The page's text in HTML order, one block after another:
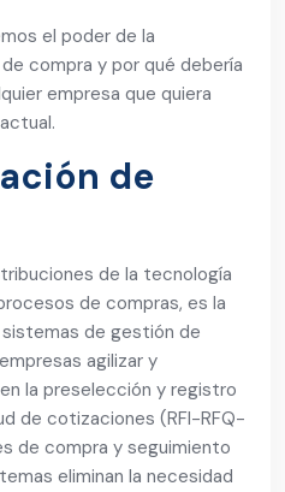
el poder de la
compra y por qué debería
empresa que quiera
de
de la tecnología
de compras, es la
de gestión de
agilizar y
la preselección y registro
de cotizaciones (RFI-RFQ-
de compra y seguimiento
eliminan la necesidad